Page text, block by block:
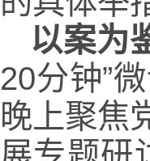
以案为
20分钟”
晚上聚焦